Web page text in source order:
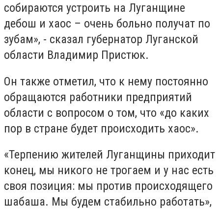
собираются устроить на Луганщине
дебош и хаос – очень больно получат по
зубам», - сказал губернатор Луганской
области Владимир Пристюк.
Он также отметил, что к нему постоянно
обращаются работники предприятий
области с вопросом о том, что «до каких
пор в стране будет происходить хаос».
«Терпению жителей Луганщины приходит
конец, мы никого не трогаем и у нас есть
своя позиция: мы против происходящего
шабаша. Мы будем стабильно работать»,